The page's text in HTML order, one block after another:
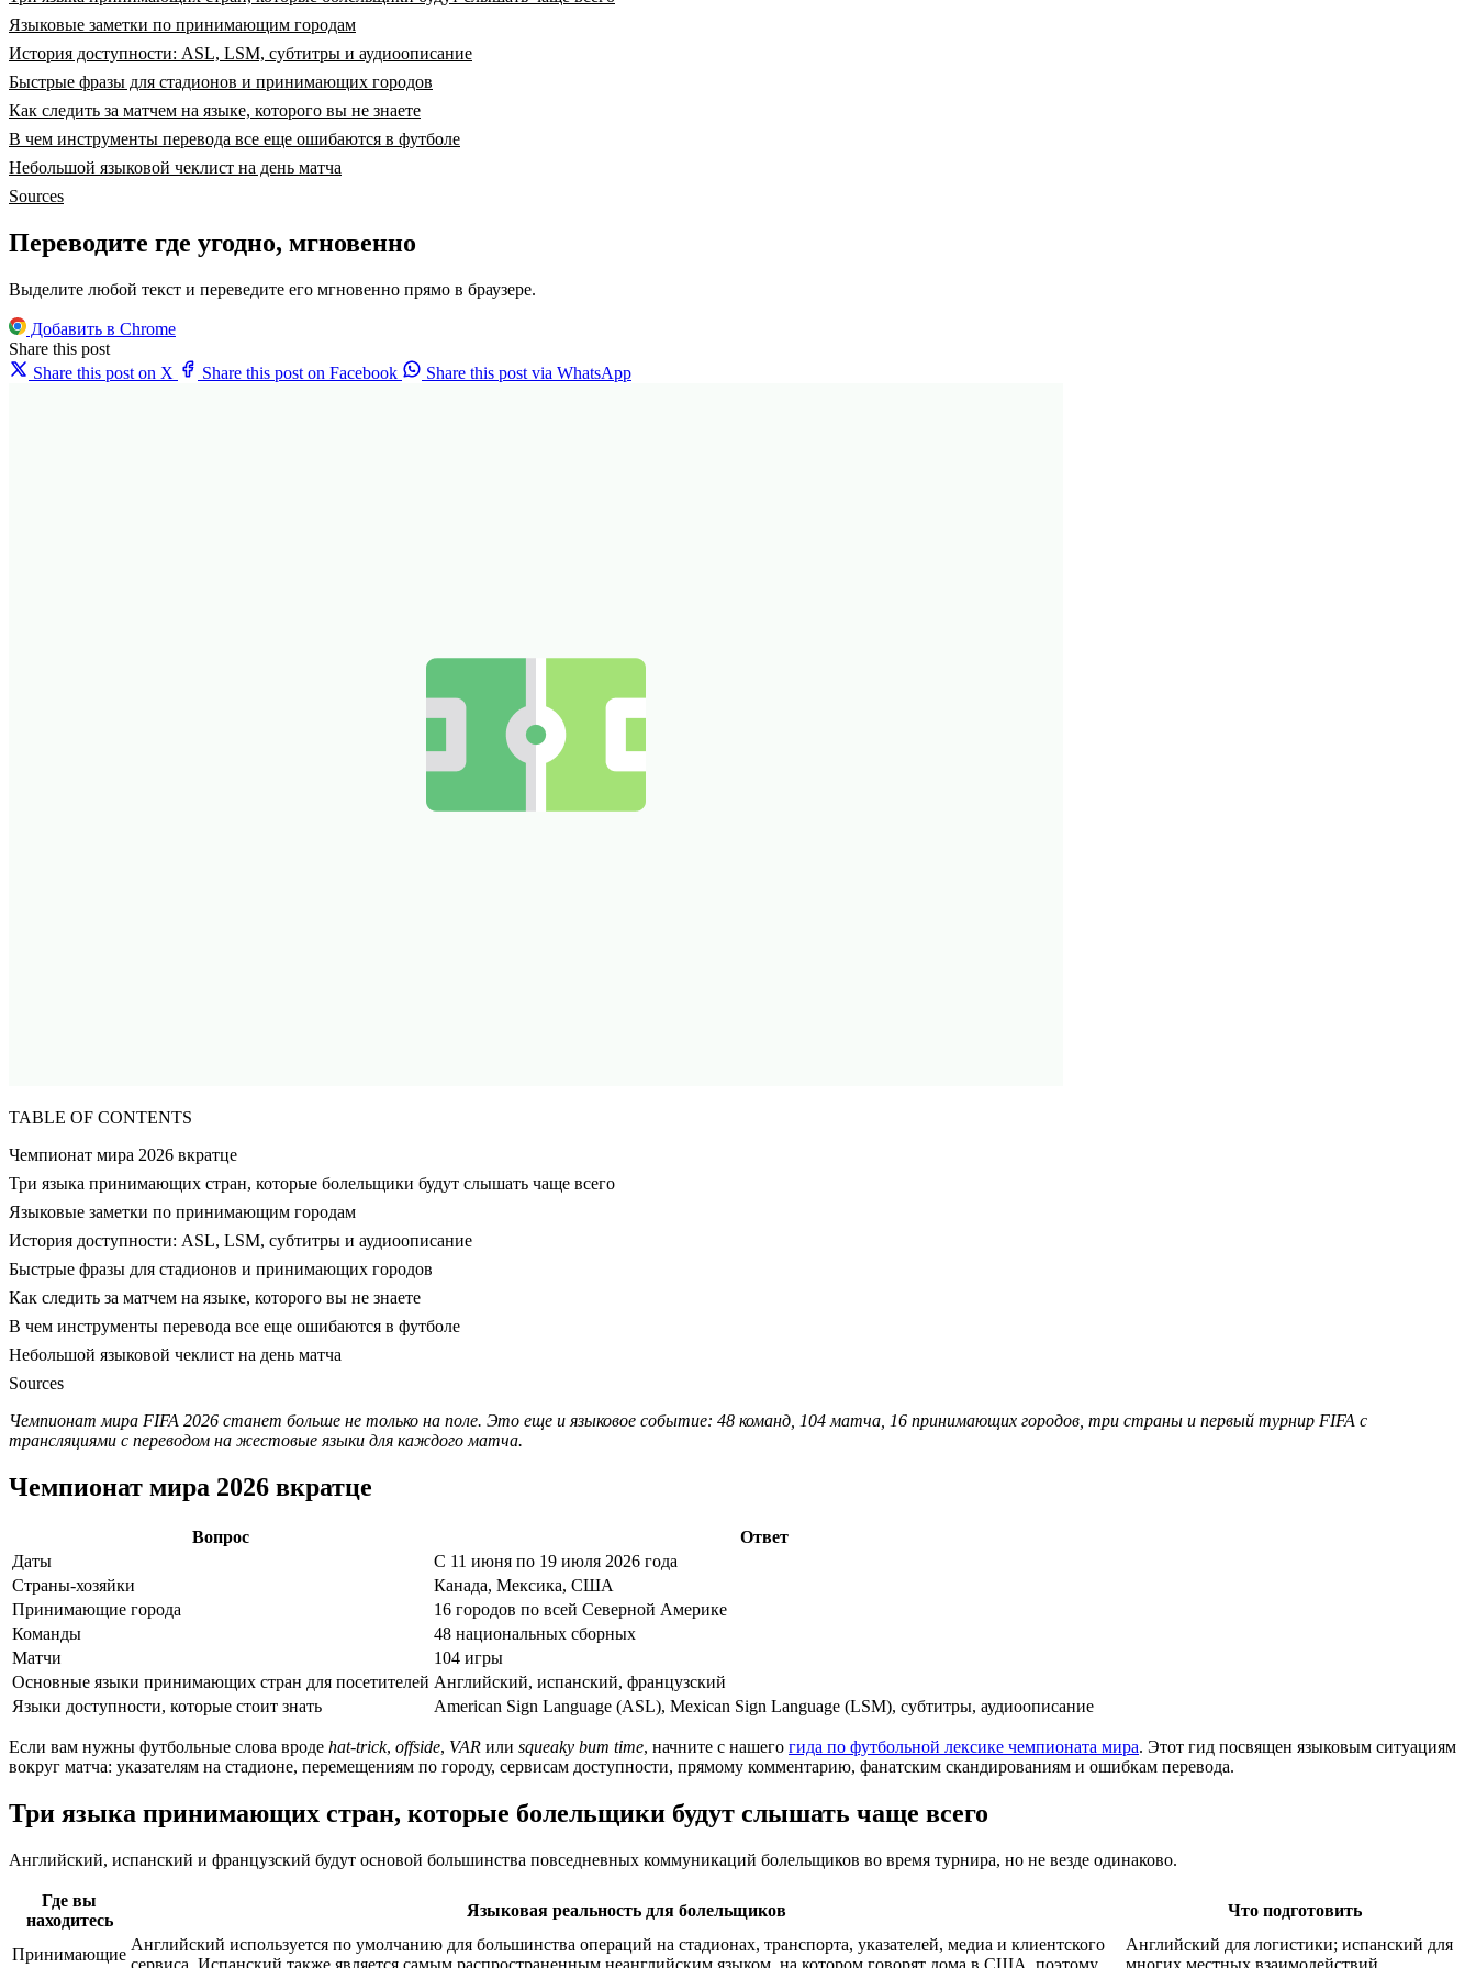
Языковые заметки по принимающим городам
История доступности: ASL, LSM, субтитры и аудиоописание
Быстрые фразы для стадионов и принимающих городов
Как следить за матчем на языке, которого вы не знаете
В чем инструменты перевода все еще ошибаются в футболе
Небольшой языковой чеклист на день матча
Sources
Переводите где угодно, мгновенно
Выделите любой текст и переведите его мгновенно прямо в браузере.
Добавить в Chrome
Share this post
Share this post on X
Share this post on Facebook Share this post via WhatsApp
TABLE OF CONTENTS
Чемпионат мира 2026 вкратце
Три языка принимающих стран, которые болельщики будут слышать чаще всего
Языковые заметки по принимающим городам
История доступности: ASL, LSM, субтитры и аудиоописание
Быстрые фразы для стадионов и принимающих городов
Как следить за матчем на языке, которого вы не знаете
В чем инструменты перевода все еще ошибаются в футболе
Небольшой языковой чеклист на день матча
Sources
Чемпионат мира FIFA 2026 станет больше не только на поле. Это еще и языковое событие: 48 команд, 104 матча, 16 принимающих городов, три страны и первый турнир FIFA с
трансляциями с переводом на жестовые языки для каждого матча.
Чемпионат мира 2026 вкратце
Вопрос
Ответ
Даты
С 11 июня по 19 июля 2026 года
Страны-хозяйки
Канада, Мексика, США
Принимающие города
16 городов по всей Северной Америке
Команды
48 национальных сборных
Матчи
104 игры
Основные языки принимающих стран для посетителей Английский, испанский, французский
Языки доступности, которые стоит знать
American Sign Language (ASL), Mexican Sign Language (LSM), субтитры, аудиоописание
Если вам нужны футбольные слова вроде hat-trick, offside, VAR или squeaky bum time, начните с нашего гида по футбольной лексике чемпионата мира. Этот гид посвящен языковым ситуациям
вокруг матча: указателям на стадионе, перемещениям по городу, сервисам доступности, прямому комментарию, фанатским скандированиям и ошибкам перевода.
Три языка принимающих стран, которые болельщики будут слышать чаще всего
Английский, испанский и французский будут основой большинства повседневных коммуникаций болельщиков во время турнира, но не везде одинаково.
Где вы
находитесь
Языковая реальность для болельщиков Что подготовить
Принимающие
Английский используется по умолчанию для большинства операций на стадионах, транспорта, указателей, медиа и клиентского
сервиса. Испанский также является самым распространенным неанглийским языком, на котором говорят дома в США, поэтому
Английский для логистики; испанский для
многих местных взаимодействий,